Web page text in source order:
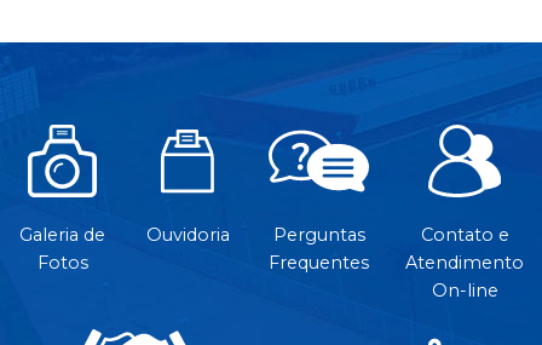
Galeria de
Fotos
Ouvidoria
Perguntas
Frequentes
Contato e
Atendimento
On-line